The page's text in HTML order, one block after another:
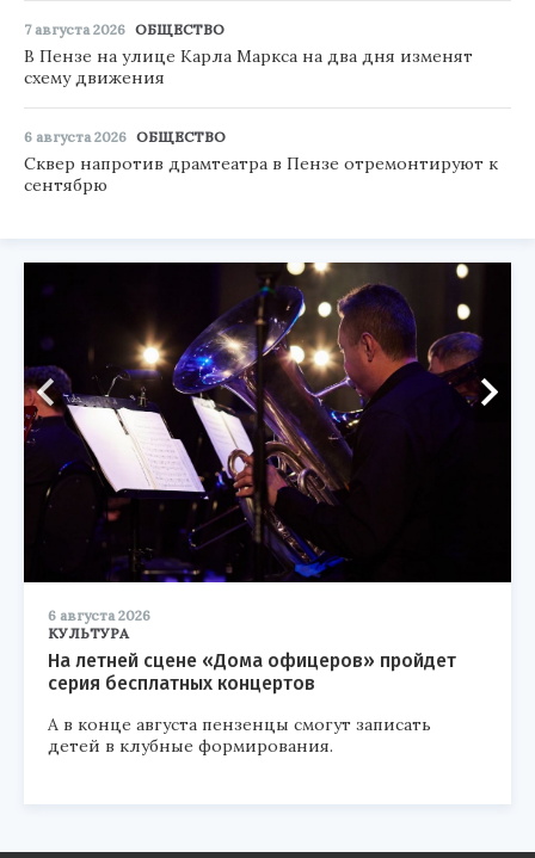
7 августа 2026 ОБЩЕСТВО
В Пензе на улице Карла Маркса на два дня изменят
схему движения
6 августа 2026 ОБЩЕСТВО
Сквер напротив драмтеатра в Пензе отремонтируют к
сентябрю
6 августа 2026
КУЛЬТУРА
На летней сцене «Дома офицеров» пройдет
серия бесплатных концертов
А в конце августа пензенцы смогут записать
детей в клубные формирования.